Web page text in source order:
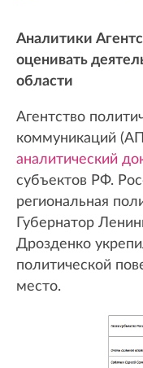
Аналитики
оценивать
области
Агентство
коммуникаций
аналитический
субъектов РФ.
региональная
Губернатор
Дрозденко
политической
место.